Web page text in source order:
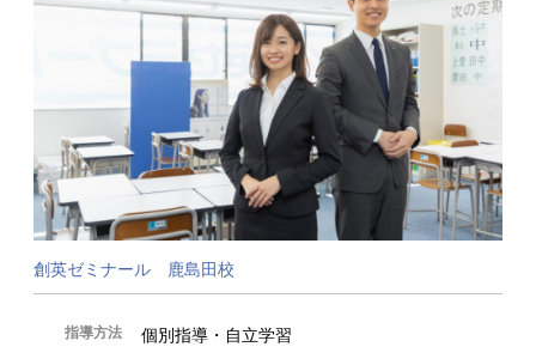
創英ゼミナール 鹿島田校
指導方法 個別指導・自立学習